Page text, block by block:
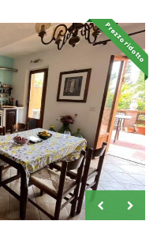
Prezzo ridotto